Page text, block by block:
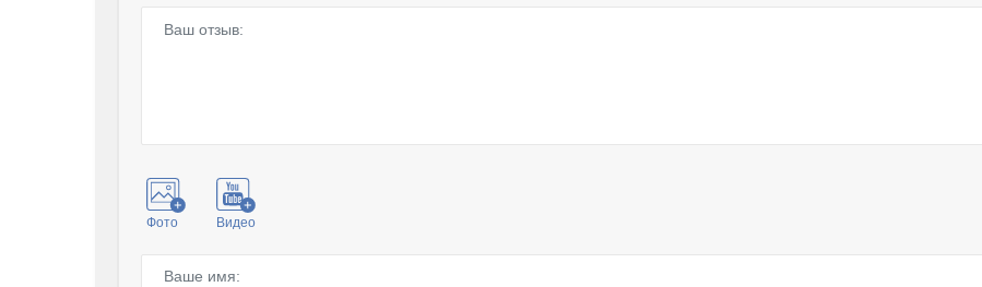
Фото Видео